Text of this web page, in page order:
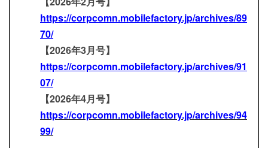
https://corpcomn.mobilefactory.jp/archives/89
70/
【2026年3月号】
https://corpcomn.mobilefactory.jp/archives/91
07/
【2026年4月号】
https://corpcomn.mobilefactory.jp/archives/94
99/